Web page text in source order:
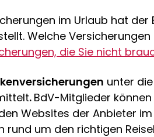
im Urlaub hat der
Welche
die Sie nicht
unter
. BdV-Mitglieder
Websites der Anbieter
rund um den richtigen